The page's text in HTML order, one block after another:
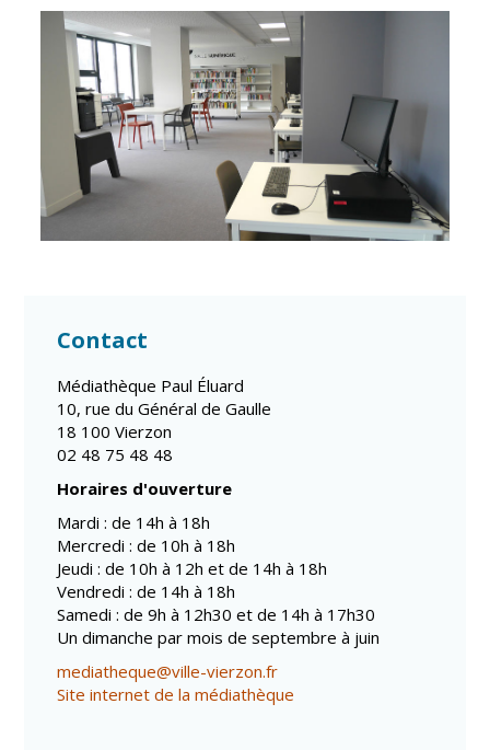
Contact
Médiathèque Paul Éluard
10, rue du Général de Gaulle
18 100 Vierzon
02 48 75 48 48
Horaires d'ouverture
Mardi : de 14h à 18h
Mercredi : de 10h à 18h
Jeudi : de 10h à 12h et de 14h à 18h
Vendredi : de 14h à 18h
Samedi : de 9h à 12h30 et de 14h à 17h30
Un dimanche par mois de septembre à juin
mediatheque@ville-vierzon.fr
Site internet de la médiathèque